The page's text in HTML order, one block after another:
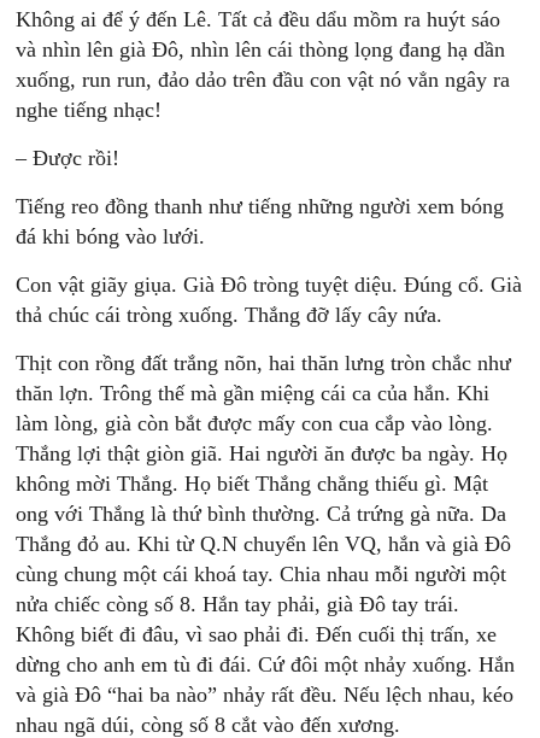
Không ai để ý đến Lê. Tất cả đều dẩu mồm ra huýt sáo
và nhìn lên già Đô, nhìn lên cái thòng lọng đang hạ dần
xuống, run run, đảo dảo trên đầu con vật nó vẳn ngây ra
nghe tiếng nhạc!
– Được rồi!
Tiếng reo đồng thanh như tiếng những người xem bóng
đá khi bóng vào lưới.
Con vật giãy giụa. Già Đô tròng tuyệt diệu. Đúng cổ. Già
thả chúc cái tròng xuống. Thắng đỡ lấy cây nứa.
Thịt con rồng đất trắng nõn, hai thăn lưng tròn chắc như
thăn lợn. Trông thế mà gần miệng cái ca của hắn. Khi
làm lòng, già còn bắt được mấy con cua cắp vào lòng.
Thắng lợi thật giòn giã. Hai người ăn được ba ngày. Họ
không mời Thắng. Họ biết Thắng chẳng thiếu gì. Mật
ong với Thắng là thứ bình thường. Cả trứng gà nữa. Da
Thắng đỏ au. Khi từ Q.N chuyển lên VQ, hắn và già Đô
cùng chung một cái khoá tay. Chia nhau mỗi người một
nửa chiếc còng số 8. Hắn tay phải, già Đô tay trái.
Không biết đi đâu, vì sao phải đi. Đến cuối thị trấn, xe
dừng cho anh em tù đi đái. Cứ đôi một nhảy xuống. Hắn
và già Đô “hai ba nào” nhảy rất đều. Nếu lệch nhau, kéo
nhau ngã dúi, còng số 8 cắt vào đến xương.